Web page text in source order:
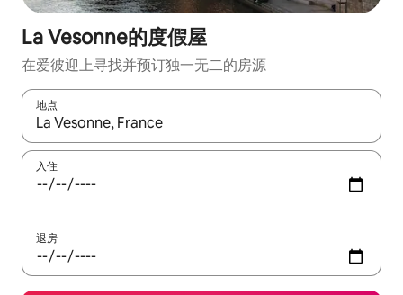
La Vesonne的度假屋
在爱彼迎上寻找并预订独一无二的房源
地点
如有搜索结果，请使用上下方向键查看，或通过点击或滑动手势
入住
退房